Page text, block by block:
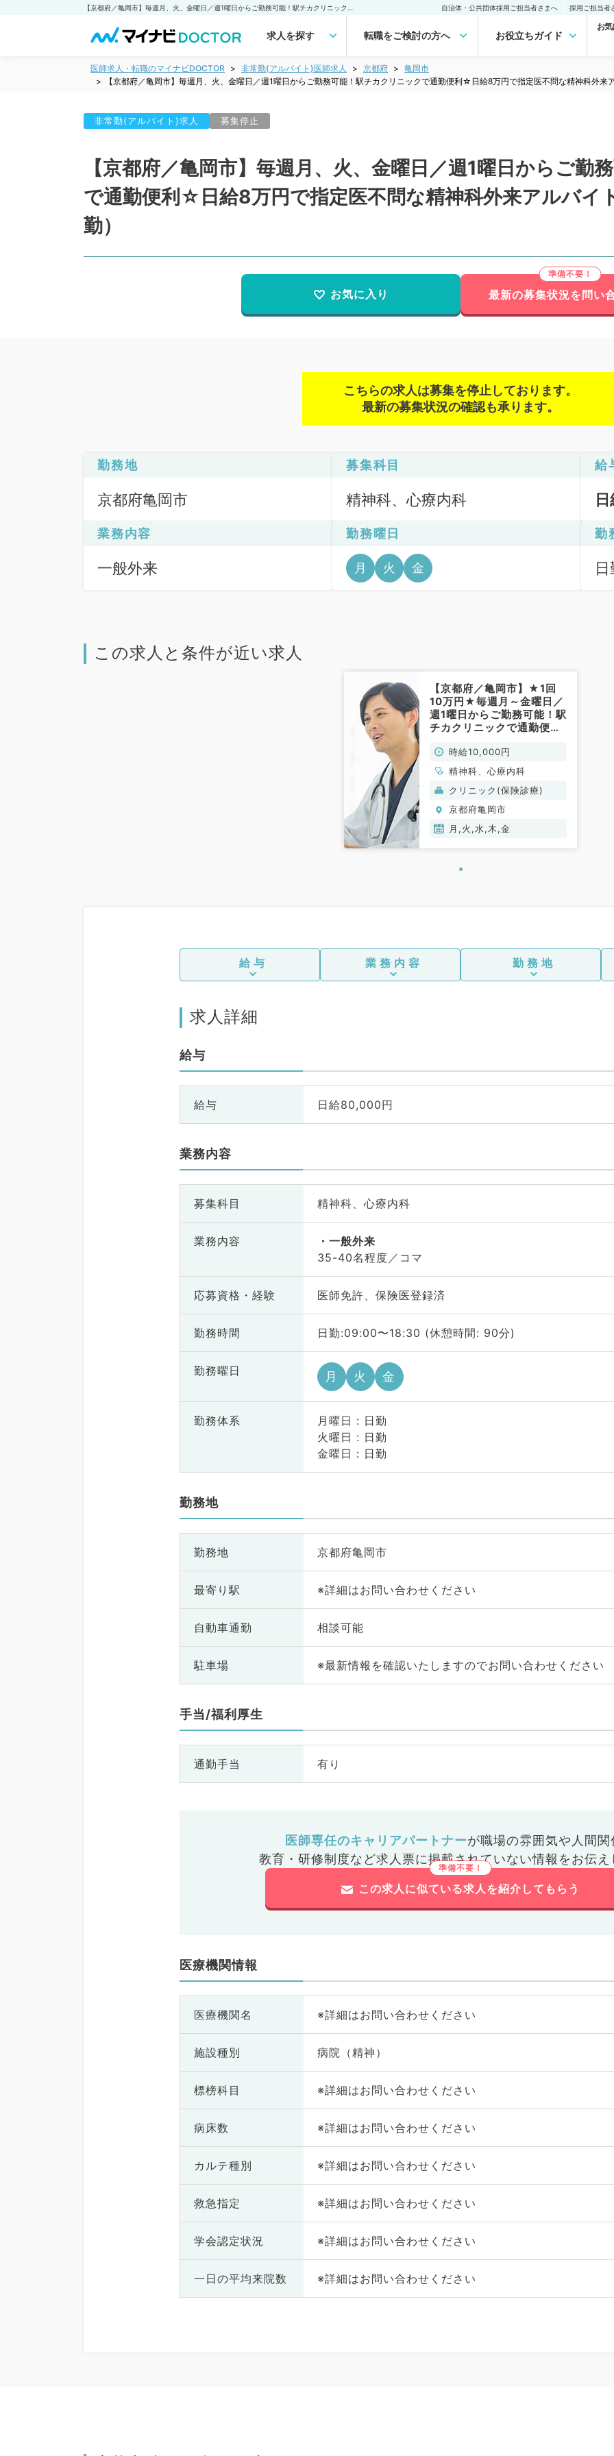
自治体・公共団体採用ご担当者さまへ 採用ご担当者
求人を探す 転職をご検討の方へ お役立ちガイド
お
医師求人・転職のマイナビDOCTOR 非常勤(アルバイト)医師求人 京都府
亀岡市
【京都府／亀岡市】毎週月、火、金曜日／週1曜日からご勤務可能！駅チカクリニックで通勤便利☆日給8万円で指定医不問な精神科外
非常勤(アルバイト)求人 募集停止
【京都府／亀岡市】毎週月、火、金曜日／週1曜日からご勤
で通勤便利☆日給8万円で指定医不問な精神科外来アルバイ
勤）
お気に入り 最新の募集状況を問い
こちらの求人は募集を停止しております。
最新の募集状況の確認も承ります。
勤務地
京都府亀岡市
募集科目
精神科、心療内科
給
業務内容
一般外来
勤務曜日
月 火 金
勤
この求人と条件が近い求人
【京都府／亀岡市】★1回
10万円★毎週月～金曜日／
週1曜日からご勤務可能！駅
チカクリニックで通勤便利
アルバイトです◎（精神
科・心療内科／非常勤）
時給10,000円
精神科、心療内科
クリニック(保険診療)
京都府亀岡市
月,火,水,木,金
給与 業務内容 勤務地
求人詳細
給与
給与 日給80,000円
業務内容
募集科目 精神科、心療内科
業務内容
一般外来
35-40名程度／コマ
応募資格・ 経験 医師免許、保険医登録済
勤務時間 日勤:09:00〜18:30 (休憩時間: 90分)
勤務曜日 月 火 金
勤務体系
月曜日 : 日勤
火曜日 : 日勤
金曜日 : 日勤
勤務地
勤務地 京都府亀岡市
最寄り駅 ※詳細はお問い合わせください
自動車通勤 相談可能
駐車場 ※最新情報を確認いたしますのでお問い合わせください
手当/福利厚生
通勤手当 有り
医師専任のキャリアパートナーが職場の雰囲気や人間関
教育・研修制度など求人票に掲載されていない情報をお伝え
この求人に似ている求人を紹介してもらう
医療機関情報
医療機関名 ※詳細はお問い合わせください
施設種別 病院（精神）
標榜科目 ※詳細はお問い合わせください
病床数 ※詳細はお問い合わせください
カルテ種別 ※詳細はお問い合わせください
救急指定 ※詳細はお問い合わせください
学会認定状況 ※詳細はお問い合わせください
一日の平均来院数 ※詳細はお問い合わせください